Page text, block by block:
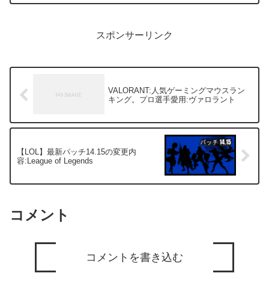
スポンサーリンク
VALORANT:人気ゲーミングマウスラン
キング。プロ選手愛用:ヴァロラント
【LOL】最新パッチ14.15の変更内
容:League of Legends
コメント
コメントを書き込む